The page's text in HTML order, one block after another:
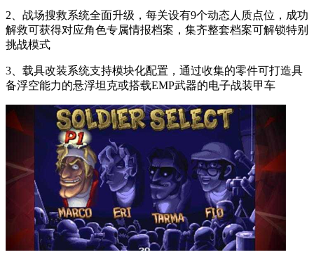
2、战场搜救系统全面升级，每关设有9个动态人质点位，成功
解救可获得对应角色专属情报档案，集齐整套档案可解锁特别
挑战模式
3、载具改装系统支持模块化配置，通过收集的零件可打造具
备浮空能力的悬浮坦克或搭载EMP武器的电子战装甲车